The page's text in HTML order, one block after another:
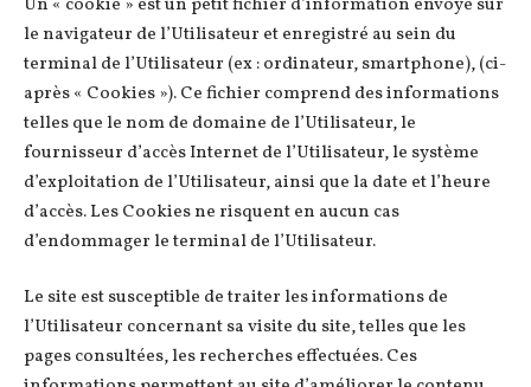
le navigateur de l’Utilisateur et enregistré au sein du
terminal de l’Utilisateur (ex : ordinateur, smartphone), (ci-
après « Cookies »). Ce fichier comprend des informations
telles que le nom de domaine de l’Utilisateur, le
fournisseur d’accès Internet de l’Utilisateur, le système
d’exploitation de l’Utilisateur, ainsi que la date et l’heure
d’accès. Les Cookies ne risquent en aucun cas
d’endommager le terminal de l’Utilisateur.
Le site est susceptible de traiter les informations de
l’Utilisateur concernant sa visite du site, telles que les
pages consultées, les recherches effectuées. Ces